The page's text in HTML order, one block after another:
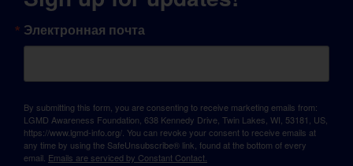
Электронная почта
By submitting this form, you are consenting to receive marketing emails from:
LGMD Awareness Foundation, 638 Kennedy Drive, Twin Lakes, WI, 53181, US,
https://www.lgmd-info.org/. You can revoke your consent to receive emails at
any time by using the SafeUnsubscribe® link, found at the bottom of every
email. Emails are serviced by Constant Contact.